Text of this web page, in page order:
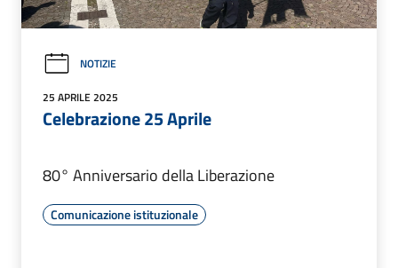
NOTIZIE
25 APRILE 2025
Celebrazione 25 Aprile
80° Anniversario della Liberazione
Comunicazione istituzionale